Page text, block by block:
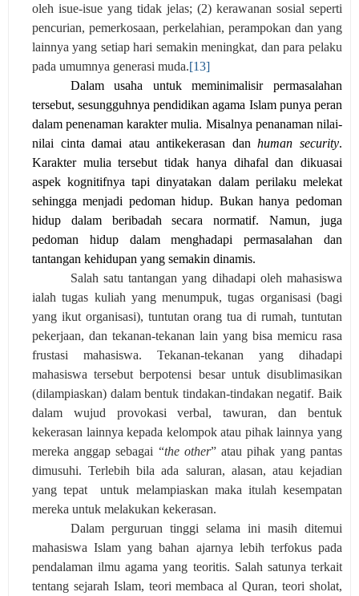
oleh isue-isue yang tidak jelas; (2) kerawanan sosial seperti
pencurian, pemerkosaan, perkelahian, perampokan dan yang
lainnya yang setiap hari semakin meningkat, dan para pelaku
pada umumnya generasi muda.[13]
Dalam usaha untuk meminimalisir permasalahan
tersebut, sesungguhnya pendidikan agama Islam punya peran
dalam penenaman karakter mulia. Misalnya penanaman nilai-
nilai cinta damai atau antikekerasan danhuman security.
Karakter mulia tersebut tidak hanya dihafal dan dikuasai
aspek kognitifnya tapi dinyatakan dalam perilaku melekat
sehingga menjadi pedoman hidup. Bukan hanya pedoman
hidup dalam beribadah secara normatif. Namun, juga
pedoman hidup dalam menghadapi permasalahan dan
tantangan kehidupan yang semakin dinamis.
Salah satu tantangan yang dihadapi oleh mahasiswa
ialah tugas kuliah yang menumpuk, tugas organisasi (bagi
yang ikut organisasi), tuntutan orang tua di rumah, tuntutan
pekerjaan, dan tekanan-tekanan lain yang bisa memicu rasa
frustasi mahasiswa. Tekanan-tekanan yang dihadapi
mahasiswa tersebut berpotensi besar untuk disublimasikan
(dilampiaskan) dalam bentuk tindakan-tindakan negatif. Baik
dalam wujud provokasi verbal, tawuran, dan bentuk
kekerasan lainnya kepada kelompok atau pihak lainnya yang
mereka anggap sebagai “the other” atau pihak yang pantas
dimusuhi. Terlebih bila ada saluran, alasan, atau kejadian
yang tepat
untuk melampiaskan maka itulah kesempatan
mereka untuk melakukan kekerasan.
Dalam perguruan tinggi selama ini masih ditemui
mahasiswa Islam yang bahan ajarnya lebih terfokus pada
pendalaman ilmu agama yang teoritis. Salah satunya terkait
tentang sejarah Islam, teori membaca al Quran, teori sholat,